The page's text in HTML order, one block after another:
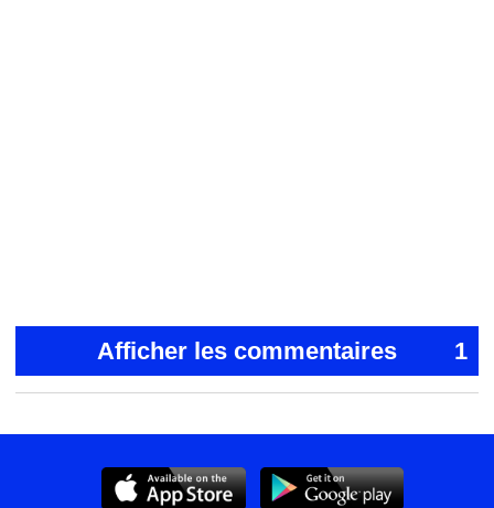
Afficher les commentaires 1